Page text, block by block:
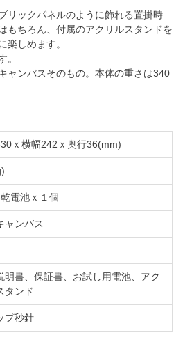
リックパネルのように飾れる置掛時
もちろん、付属のアクリルスタンドを
楽しめます。
。
ャンバスそのもの。本体の重さは340
ｘ横幅242ｘ奥行36(mm)
電池ｘ１個
ャンバス
明書、保証書、お試し用電池、アク
タンド
プ秒針